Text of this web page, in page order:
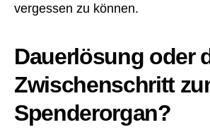
vergessen zu können.
Dauerlösung oder
Zwischenschritt
Spenderorgan?